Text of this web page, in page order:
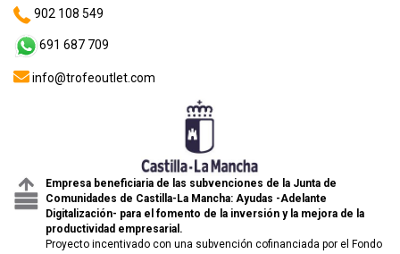
902 108 549
691 687 709
info@trofeoutlet.com
Empresa beneficiaria de las subvenciones de la Junta de
Comunidades de Castilla-La Mancha: Ayudas -Adelante
Digitalización- para el fomento de la inversión y la mejora de la
productividad empresarial.
Proyecto incentivado con una subvención cofinanciada por el Fondo